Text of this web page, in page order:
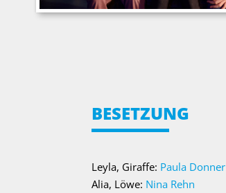
BESETZUNG
Leyla, Giraffe: Paula Donner
Alia, Löwe: Nina Rehn